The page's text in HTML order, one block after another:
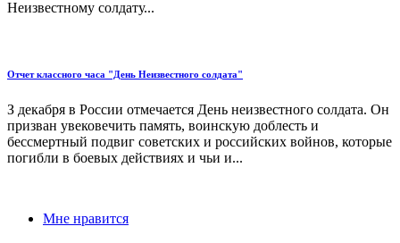
Неизвестному солдату...
Отчет классного часа "День Неизвестного солдата"
З декабря в России отмечается День неизвестного солдата. Он
призван увековечить память, воинскую доблесть и
бессмертный подвиг советских и российских войнов, которые
погибли в боевых действиях и чьи и...
Мне нравится